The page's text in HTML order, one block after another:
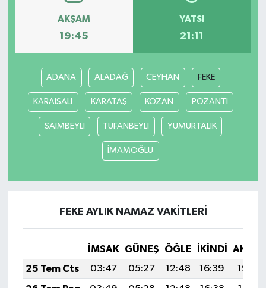
AKŞAM
19:45
YATSI
21:11
ADANA ALADAĞ CEYHAN FEKE
KARAISALI KARATAŞ KOZAN POZANTI
SAİMBEYLİ TUFANBEYLİ YUMURTALIK
İMAMOĞLU
FEKE AYLIK NAMAZ VAKITLERI
İMSAK GÜNEŞ ÖĞLE İKINDI
25 Tem Cts
03:47 05:27 12:48 16:39
19:59